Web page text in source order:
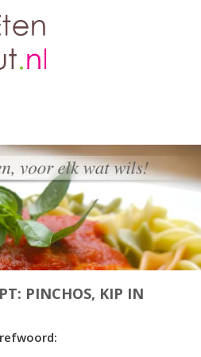
PINCHOS, KIP IN